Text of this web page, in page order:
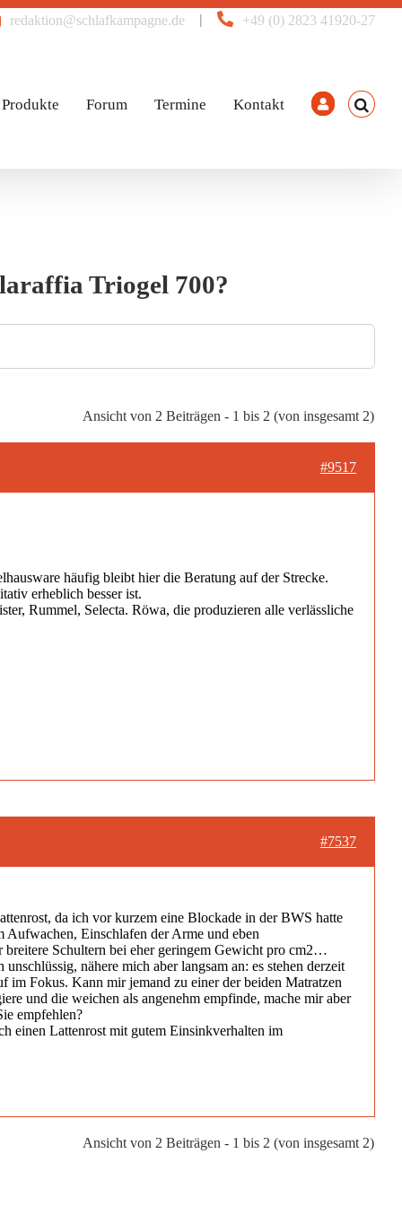
+49 (0) 2823 41920-27
|
redaktion@schlafkampagne.de
Produkte Forum Termine Kontakt
Triogel 700?
Ansicht von 2 Beiträgen - 1 bis 2 (von insgesamt 2)
#9517
häufig bleibt hier die Beratung auf der Strecke.
erheblich besser ist.
Rummel, Selecta. Röwa, die produzieren alle verlässliche
#7537
da ich vor kurzem eine Blockade in der BWS hatte
Aufwachen, Einschlafen der Arme und eben
breitere Schultern bei eher geringem Gewicht pro cm2…
nähere mich aber langsam an: es stehen derzeit
im Fokus. Kann mir jemand zu einer der beiden Matratzen
und die weichen als angenehm empfinde, mache mir aber
empfehlen?
einen Lattenrost mit gutem Einsinkverhalten im
Ansicht von 2 Beiträgen - 1 bis 2 (von insgesamt 2)